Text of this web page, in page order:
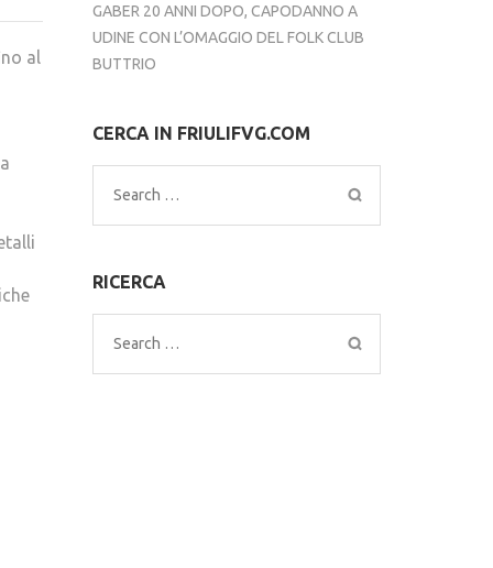
al
GABER 20 ANNI DOPO, CAPODANNO A
UDINE CON L’OMAGGIO DEL FOLK CLUB
BUTTRIO
CERCA IN FRIULIFVG.COM
Search
for:
RICERCA
Search
for: